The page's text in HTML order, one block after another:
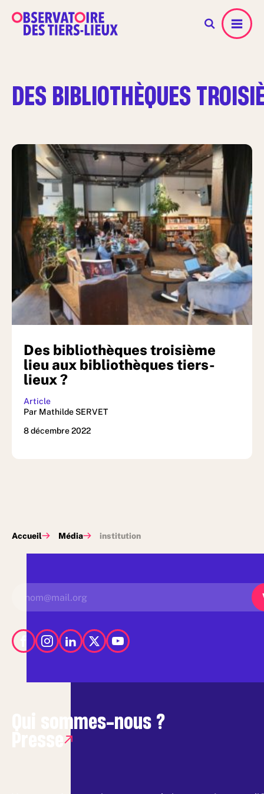
Menu
DES BIBLIOTHÈQUES
Des bibliothèques troisième
lieu aux bibliothèques tiers-
lieux ?
Article
Par Mathilde SERVET
8 décembre 2022
Accueil Média institution
Qui sommes-nous ?